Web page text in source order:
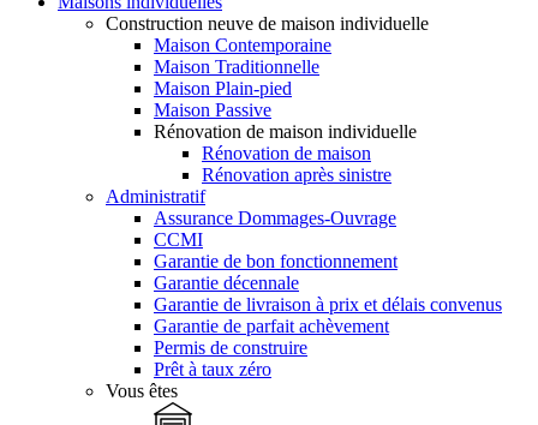
Construction neuve de maison individuelle
Maison Contemporaine
Maison Traditionnelle
Maison Plain-pied
Maison Passive
Rénovation de maison individuelle
Rénovation de maison
Rénovation après sinistre
Administratif
Assurance Dommages-Ouvrage
CCMI
Garantie de bon fonctionnement
Garantie décennale
Garantie de livraison à prix et délais convenus
Garantie de parfait achèvement
Permis de construire
Prêt à taux zéro
Vous êtes